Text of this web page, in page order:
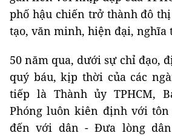
phố hậu chiến trở thành đô
tạo, văn minh, hiện đại, nghĩa
50 năm qua, dưới sự chỉ đạo,
quý báu, kịp thời của các
tiếp là Thành ủy TPHCM,
Phóng luôn kiên định với
đến với dân - Đưa lòng